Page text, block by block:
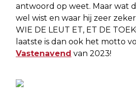
antwoord op weet. Maar wat
wel wist en waar hij zeer
WIE DE LEUT ET, ET DE
laatste is dan ook het motto
Vastenavend van 2023!